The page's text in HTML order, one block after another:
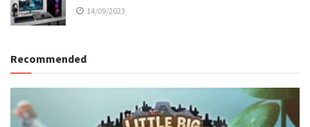
14/09/2023
Recommended